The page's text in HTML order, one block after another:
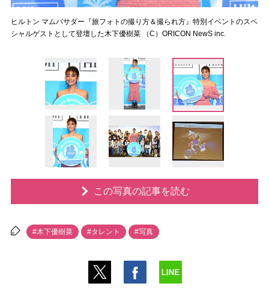
ヒルトン マムバサダー『旅フォトの撮り方＆撮られ方』特別イベントのスペ
シャルゲストとして登壇した木下優樹菜 （C）ORICON NewS inc.
この写真の記事を読む
#木下優樹菜 #タレント #写真